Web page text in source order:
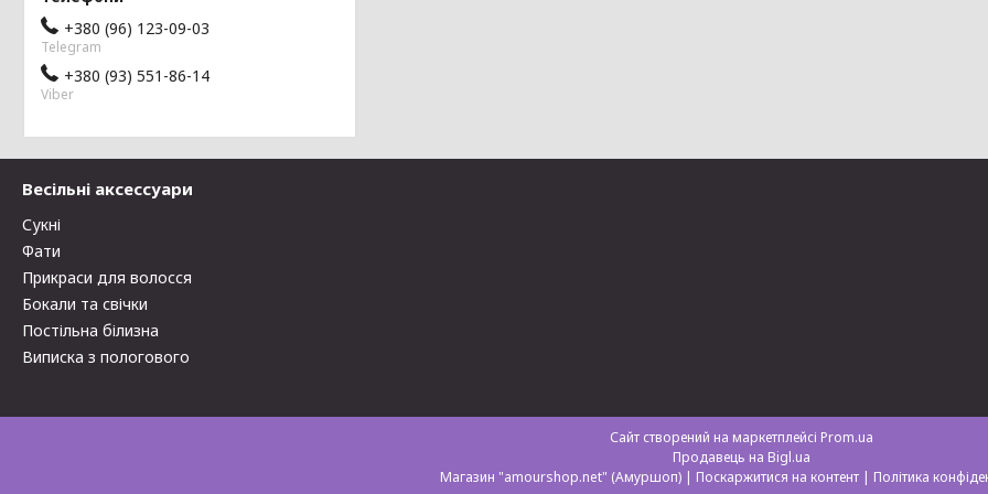
+380 (96) 123-09-03
Telegram
+380 (93) 551-86-14
Viber
Весільні аксессуари
Сукні
Фати
Прикраси для волосся
Бокали та свічки
Постільна білизна
Виписка з пологового
Сайт створений на маркетплейсі Prom.ua
Продавець на Bigl.ua
Магазин "amourshop.net" (Амуршоп) | Поскаржитися на контент | Політика